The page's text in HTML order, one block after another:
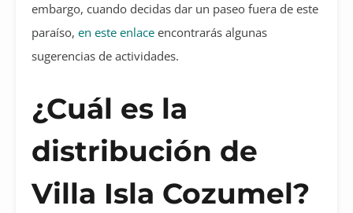
embargo, cuando decidas dar un paseo fuera de este
paraíso, en este enlace encontrarás algunas
sugerencias de actividades.
¿Cuál es la
distribución de
Villa Isla Cozumel?